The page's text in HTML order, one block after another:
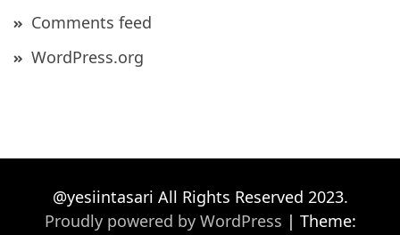
Comments feed
WordPress.org
@yesiintasari All Rights Reserved 2023.
Proudly powered by WordPress | Theme: